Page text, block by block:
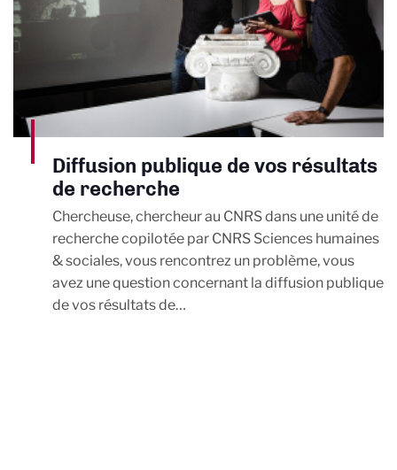
Diffusion publique de vos résultats
de recherche
Chercheuse, chercheur au CNRS dans une unité de
recherche copilotée par CNRS Sciences humaines
& sociales, vous rencontrez un problème, vous
avez une question concernant la diffusion publique
de vos résultats de…